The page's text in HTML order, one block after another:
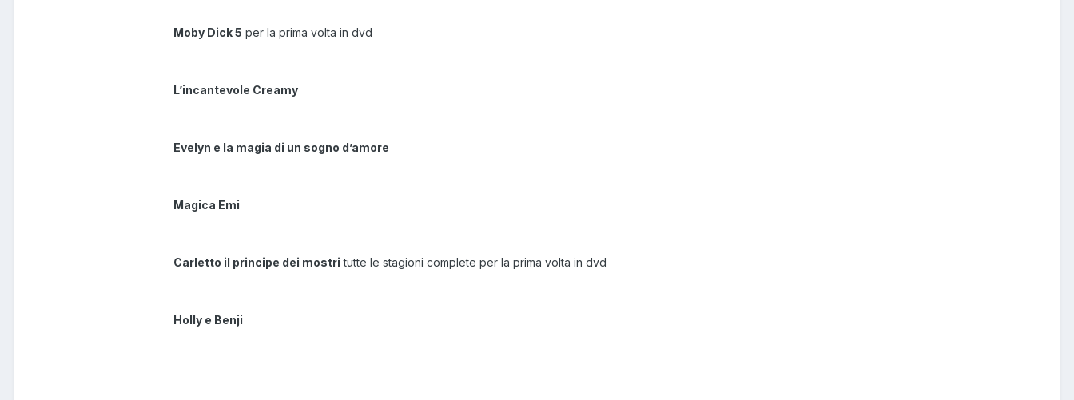
Moby Dick 5 per la prima volta in dvd
L’incantevole Creamy
Evelyn e la magia di un sogno d’amore
Magica Emi
Carletto il principe dei mostri tutte le stagioni complete per la prima volta in dvd
Holly e Benji